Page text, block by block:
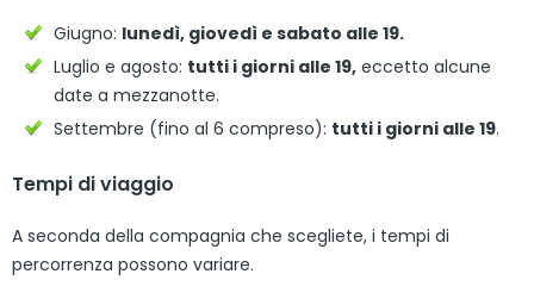
Giugno: lunedì, giovedì e sabato alle 19.
Luglio e agosto: tutti i giorni alle 19, eccetto alcune
date a mezzanotte.
Settembre (fino al 6 compreso): tutti i giorni alle 19.
Tempi di viaggio
A seconda della compagnia che scegliete, i tempi di
percorrenza possono variare.